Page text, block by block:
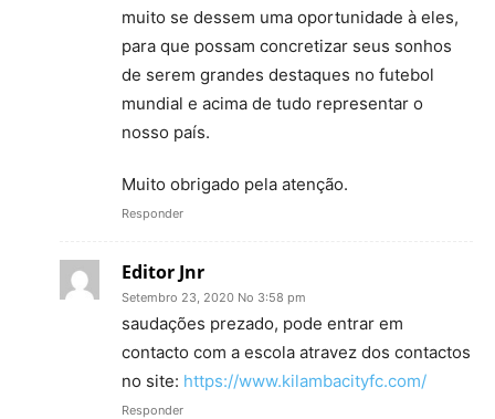
muito se dessem uma oportunidade à eles,
para que possam concretizar seus sonhos
de serem grandes destaques no futebol
mundial e acima de tudo representar o
nosso país.
Muito obrigado pela atenção.
Responder
Editor Jnr
Setembro 23, 2020 No 3:58 pm
saudações prezado, pode entrar em
contacto com a escola atravez dos contactos
no site: https://www.kilambacityfc.com/
Responder